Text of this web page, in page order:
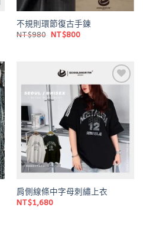
不規則環節復古手鍊
NT$980 原
NT$800目
NT$800。
Add to
wishlist
肩側線條中字母刺繡上衣
NT$1,680